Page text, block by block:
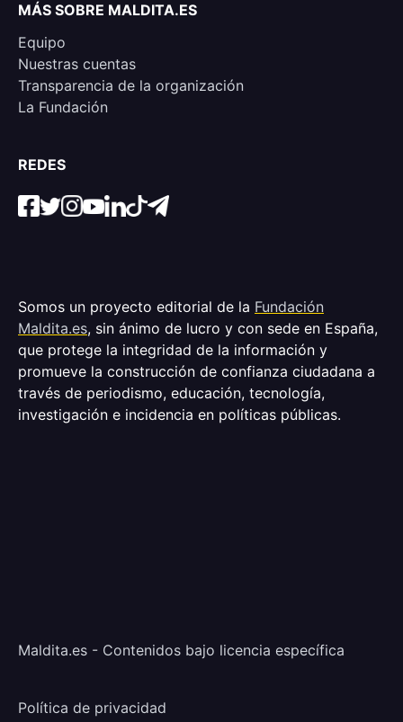
MÁS SOBRE MALDITA.ES
Equipo
Nuestras cuentas
Transparencia de la organización
La Fundación
REDES
Somos un proyecto editorial de la Fundación
Maldita.es, sin ánimo de lucro y con sede en España,
que protege la integridad de la información y
promueve la construcción de confianza ciudadana a
través de periodismo, educación, tecnología,
investigación e incidencia en políticas públicas.
Maldita.es - Contenidos bajo licencia específica
Política de privacidad